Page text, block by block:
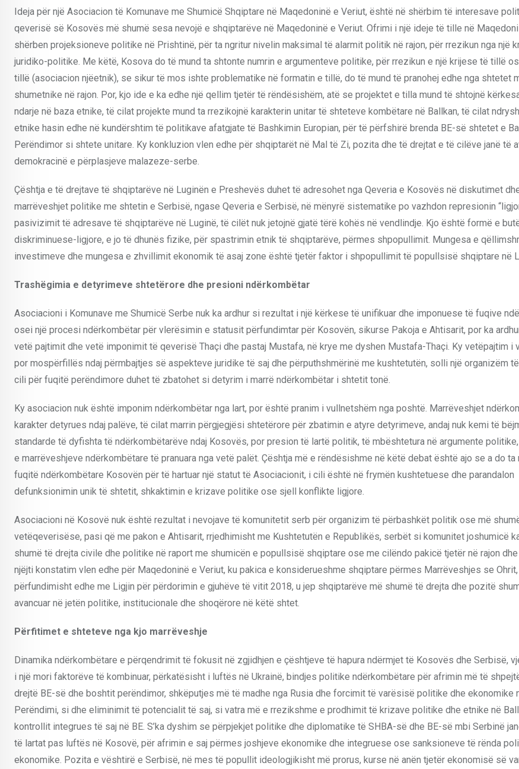
Ideja për një Asociacion të Komunave me Shumicë Shqiptare në Maqedoninë e Veriut, është në shërbim të interesave
qeverisë së Kosovës më shumë sesa nevojë e shqiptarëve në Maqedoninë e Veriut. Ofrimi i një ideje të tille në
shërben projeksioneve politike në Prishtinë, për ta ngritur nivelin maksimal të alarmit politik në rajon, për rrezikun nga një
juridiko-politike. Me këtë, Kosova do të mund ta shtonte numrin e argumenteve politike, për rrezikun e një krijese të tillë
tillë (asociacion njëetnik), se sikur të mos ishte problematike në formatin e tillë, do të mund të pranohej edhe nga shtetet
shumetnike në rajon. Por, kjo ide e ka edhe një qellim tjetër të rëndësishëm, atë se projektet e tilla mund të shtojnë
ndarje në baza etnike, të cilat projekte mund ta rrezikojnë karakterin unitar të shteteve kombëtare në Ballkan, të cilat
etnike hasin edhe në kundërshtim të politikave afatgjate të Bashkimin Europian, për të përfshirë brenda BE-së shtetet e
Perëndimor si shtete unitare. Ky konkluzion vlen edhe për shqiptarët në Mal të Zi, pozita dhe të drejtat e të cilëve janë të
demokracinë e përplasjeve malazeze-serbe.
Çështja e të drejtave të shqiptarëve në Luginën e Preshevës duhet të adresohet nga Qeveria e Kosovës në diskutimet
marrëveshjet politike me shtetin e Serbisë, ngase Qeveria e Serbisë, në mënyrë sistematike po vazhdon represionin
pasivizimit të adresave të shqiptarëve në Luginë, të cilët nuk jetojnë gjatë tërë kohës në vendlindje. Kjo është formë e
diskriminuese-ligjore, e jo të dhunës fizike, për spastrimin etnik të shqiptarëve, përmes shpopullimit. Mungesa e
investimeve dhe mungesa e zhvillimit ekonomik të asaj zone është tjetër faktor i shpopullimit të popullsisë shqiptare në
Trashëgimia e detyrimeve shtetërore dhe presioni ndërkombëtar
Asociacioni i Komunave me Shumicë Serbe nuk ka ardhur si rezultat i një kërkese të unifikuar dhe imponuese të fuqive
osei një procesi ndërkombëtar për vlerësimin e statusit përfundimtar për Kosovën, sikurse Pakoja e Ahtisarit, por ka
vetë pajtimit dhe vetë imponimit të qeverisë Thaçi dhe pastaj Mustafa, në krye me dyshen Mustafa-Thaçi. Ky vetëpajtim i
por mospërfillës ndaj përmbajtjes së aspekteve juridike të saj dhe përputhshmërinë me kushtetutën, solli një organizëm
cili për fuqitë perëndimore duhet të zbatohet si detyrim i marrë ndërkombëtar i shtetit tonë.
Ky asociacion nuk është imponim ndërkombëtar nga lart, por është pranim i vullnetshëm nga poshtë. Marrëveshjet
karakter detyrues ndaj palëve, të cilat marrin përgjegjësi shtetërore për zbatimin e atyre detyrimeve, andaj nuk kemi të
standarde të dyfishta të ndërkombëtarëve ndaj Kosovës, por presion të lartë politik, të mbështetura në argumente
e marrëveshjeve ndërkombëtare të pranuara nga vetë palët. Çështja më e rëndësishme në këtë debat është ajo se a do
fuqitë ndërkombëtare Kosovën për të hartuar një statut të Asociacionit, i cili është në frymën kushtetuese dhe parandalon
defunksionimin unik të shtetit, shkaktimin e krizave politike ose sjell konflikte ligjore.
Asociacioni në Kosovë nuk është rezultat i nevojave të komunitetit serb për organizim të përbashkët politik ose më
vetëqeverisëse, pasi që me pakon e Ahtisarit, rrjedhimisht me Kushtetutën e Republikës, serbët si komunitet joshumicë
shumë të drejta civile dhe politike në raport me shumicën e popullsisë shqiptare ose me cilëndo pakicë tjetër në rajon dhe
njëjti konstatim vlen edhe për Maqedoninë e Veriut, ku pakica e konsiderueshme shqiptare përmes Marrëveshjes se
përfundimisht edhe me Ligjin për përdorimin e gjuhëve të vitit 2018, u jep shqiptarëve më shumë të drejta dhe pozitë
avancuar në jetën politike, institucionale dhe shoqërore në këtë shtet.
Përfitimet e shteteve nga kjo marrëveshje
Dinamika ndërkombëtare e përqendrimit të fokusit në zgjidhjen e çështjeve të hapura ndërmjet të Kosovës dhe Serbisë,
i një mori faktorëve të kombinuar, përkatësisht i luftës në Ukrainë, bindjes politike ndërkombëtare për afrimin më të
drejtë BE-së dhe boshtit perëndimor, shkëputjes më të madhe nga Rusia dhe forcimit të varësisë politike dhe ekonomike
Perëndimi, si dhe eliminimit të potencialit të saj, si vatra më e rrezikshme e prodhimit të krizave politike dhe etnike në
kontrollit integrues të saj në BE. S’ka dyshim se përpjekjet politike dhe diplomatike të SHBA-së dhe BE-së mbi Serbinë
të lartat pas luftës në Kosovë, për afrimin e saj përmes joshjeve ekonomike dhe integruese ose sanksioneve të rënda
ekonomike. Pozita e vështirë e Serbisë, në mes të popullit ideologjikisht më prorus, kurse në anën tjetër ekonomisë së